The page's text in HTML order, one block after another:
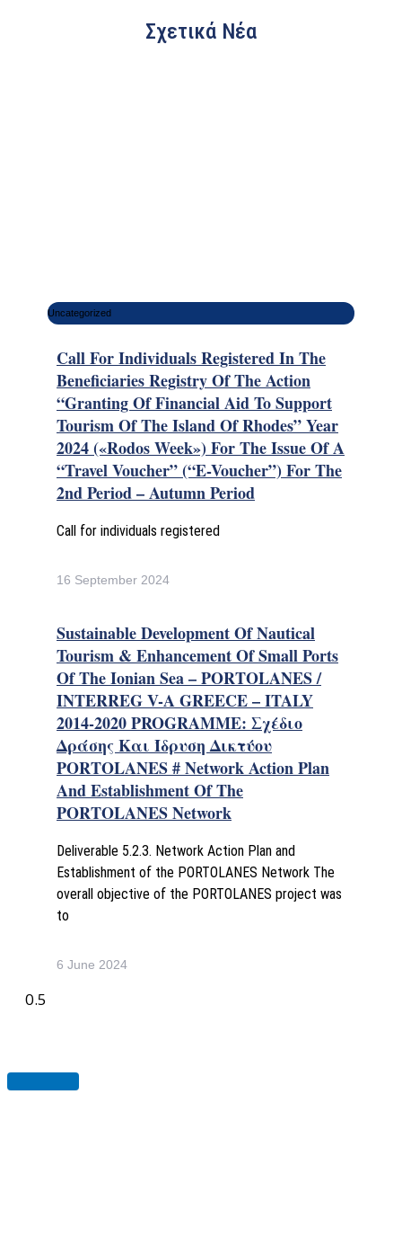
Σχετικά Νέα
Uncategorized
Call For Individuals Registered In The
Beneficiaries Registry Of The Action
“Granting Of Financial Aid To Support
Tourism Of The Island Of Rhodes” Year
2024 («Rodos Week») For The Issue Of A
“Travel Voucher” (“e-Voucher”) For The
2nd Period – Autumn Period
Call for individuals registered
16 September 2024
Sustainable Development Of Nautical
Tourism & Enhancement Of Small Ports
Of The Ionian Sea – PORTOLANES /
INTERREG V-A GREECE – ITALY
2014-2020 PROGRAMME: Σχέδιο
Δράσης Και Ίδρυση Δικτύου
PORTOLANES # Network Action Plan
And Establishment Of The
PORTOLANES Network
Deliverable 5.2.3. Network Action Plan and
Establishment of the PORTOLANES Network The
overall objective of the PORTOLANES project was
to
6 June 2024